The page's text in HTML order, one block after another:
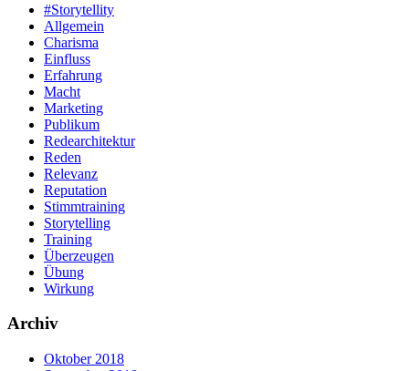
#Storytellity
Allgemein
Charisma
Einfluss
Erfahrung
Macht
Marketing
Publikum
Redearchitektur
Reden
Relevanz
Reputation
Stimmtraining
Storytelling
Training
Überzeugen
Übung
Wirkung
Archiv
Oktober 2018